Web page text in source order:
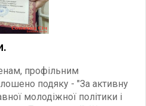
профільним
подяку - "За активну
молодіжної політики і